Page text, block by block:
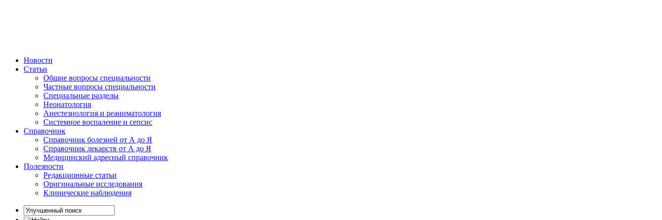
Новости
Статьи
Общие вопросы специальности
Частные вопросы специальности
Специальные разделы
Неонатология
Анестезиология и реаниматология
Системное воспаление и сепсис
Справочник
Справочник болезней от А до Я
Справочник лекарств от А до Я
Медицинский адресный справочник
Полезности
Редакционные статьи
Оригинальные исследования
Клинические наблюдения